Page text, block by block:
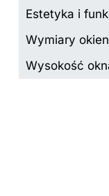
Estetyka i
Wymiary
Wysokość